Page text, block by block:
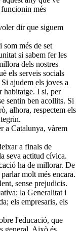
més
dir que siguem
més de set
si sabem fer les
dels nostres
els serveis socials
ajudem els joves a
habitatge. I si, per
sentin ben acollits. Si
alhora, respectem els
a Catalunya, vàrem
a finals de
seva actitud cívica.
ha de millorar. De
molt més encara.
sense prejudicis.
la Generalitat i
els empresaris, els
l'educació, que
general. Això és